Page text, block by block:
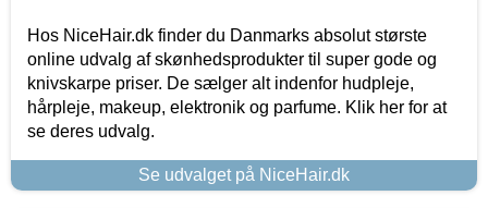
Hos NiceHair.dk finder du Danmarks absolut største
online udvalg af skønhedsprodukter til super gode og
knivskarpe priser. De sælger alt indenfor hudpleje,
hårpleje, makeup, elektronik og parfume. Klik her for at
se deres udvalg.
Se udvalget på NiceHair.dk